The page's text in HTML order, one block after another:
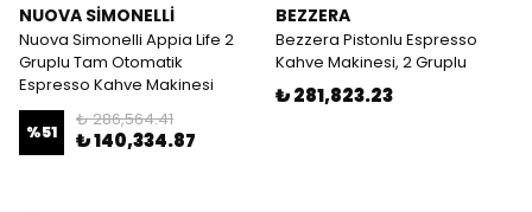
NUOVA SİMONELLİ
Nuova Simonelli Appia Life 2
Gruplu Tam Otomatik
Espresso Kahve Makinesi
%51
₺ 286,564.41
₺ 140,334.87
BEZZERA
Bezzera Pistonlu Espresso
Kahve Makinesi, 2 Gruplu
₺ 281,823.23